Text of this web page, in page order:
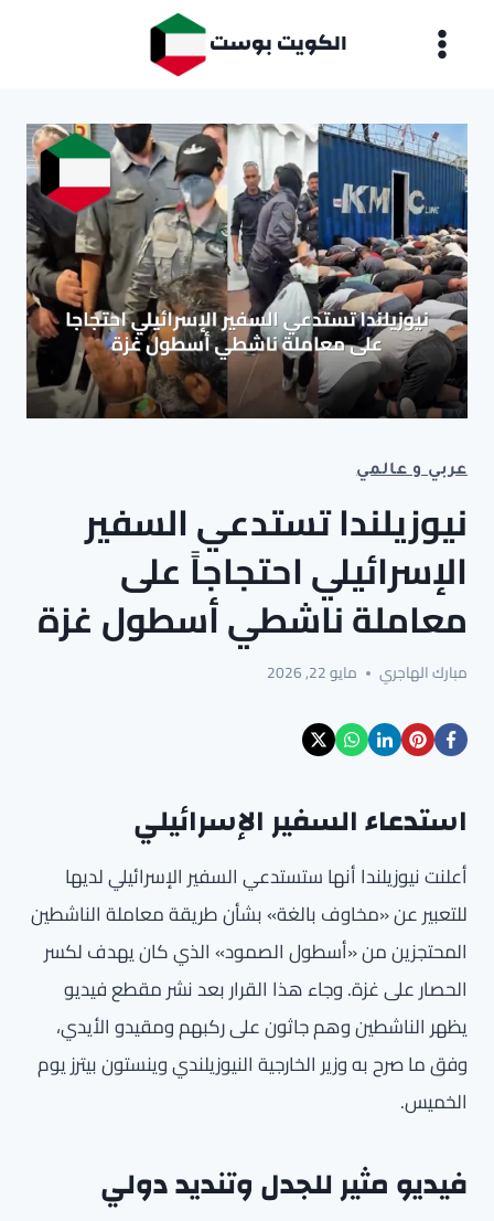
الكويت بوست
عربي و عالمي
نيوزيلندا تستدعي السفير
الإسرائيلي احتجاجاً على
معاملة ناشطي أسطول غزة
مبارك الهاجري مايو 22, 2026
استدعاء السفير الإسرائيلي
أعلنت نيوزيلندا أنها ستستدعي السفير الإسرائيلي لديها
للتعبير عن «مخاوف بالغة» بشأن طريقة معاملة الناشطين
المحتجزين من «أسطول الصمود» الذي كان يهدف لكسر
الحصار على غزة. وجاء هذا القرار بعد نشر مقطع فيديو
يظهر الناشطين وهم جاثون على ركبهم ومقيدو الأيدي،
وفق ما صرح به وزير الخارجية النيوزيلندي وينستون بيترز يوم
الخميس.
فيديو مثير للجدل وتنديد دولي